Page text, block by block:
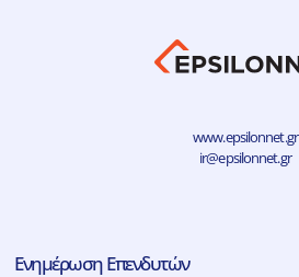
www.epsilonnet.gr
ir@epsilonnet.gr
Ενημέρωση Επενδυτών